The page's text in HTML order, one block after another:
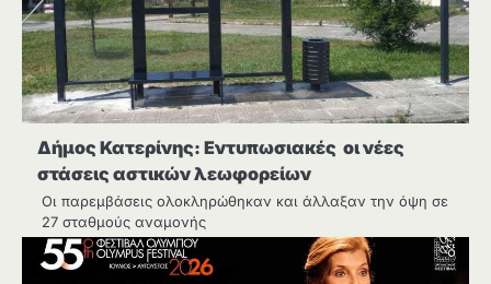
Δήμος Κατερίνης: Εντυπωσιακές οι νέες
στάσεις αστικών λεωφορείων
Οι παρεμβάσεις ολοκληρώθηκαν και άλλαξαν την όψη σε
27 σταθμούς αναμονής